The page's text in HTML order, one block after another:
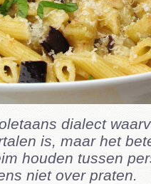
dialect
is, maar het
houden tussen
niet over praten.